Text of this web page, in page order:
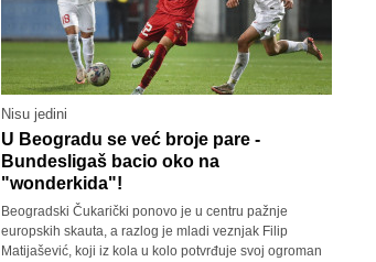
Nisu jedini
U Beogradu se već broje pare -
Bundesligaš bacio oko na
"wonderkida"!
Beogradski Čukarički ponovo je u centru pažnje
europskih skauta, a razlog je mladi veznjak Filip
Matijašević, koji iz kola u kolo potvrđuje svoj ogroman